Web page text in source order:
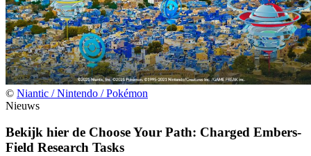
© Niantic / Nintendo / Pokémon
Nieuws
Bekijk hier de Choose Your Path: Charged Embers-
Field Research Tasks